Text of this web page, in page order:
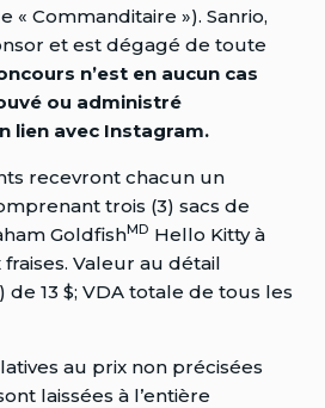
« Commanditaire »). Sanrio,
et est dégagé de toute
n’est en aucun cas
ou administré
lien avec Instagram.
recevront chacun un
trois (3) sacs de
GoldfishMD Hello Kitty à
Valeur au détail
de 13 $; VDA totale de tous les
au prix non précisées
laissées à l’entière